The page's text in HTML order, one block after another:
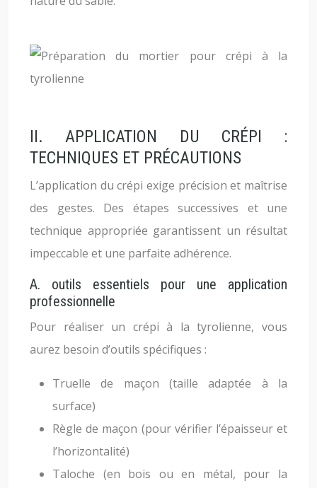
II. APPLICATION DU CRÉPI :
TECHNIQUES ET PRÉCAUTIONS
L’application du crépi exige précision et maîtrise
des gestes. Des étapes successives et une
technique appropriée garantissent un résultat
impeccable et une parfaite adhérence.
A. outils essentiels pour une application
professionnelle
Pour réaliser un crépi à la tyrolienne, vous
aurez besoin d’outils spécifiques :
Truelle de maçon (taille adaptée à la
surface)
Règle de maçon (pour vérifier l’épaisseur et
l’horizontalité)
Taloche (en bois ou en métal, pour la